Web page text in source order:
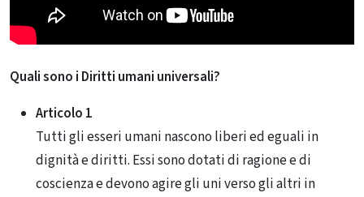
Quali sono i Diritti umani universali?
Articolo 1
Tutti gli esseri umani nascono liberi ed eguali in
dignità e diritti. Essi sono dotati di ragione e di
coscienza e devono agire gli uni verso gli altri in